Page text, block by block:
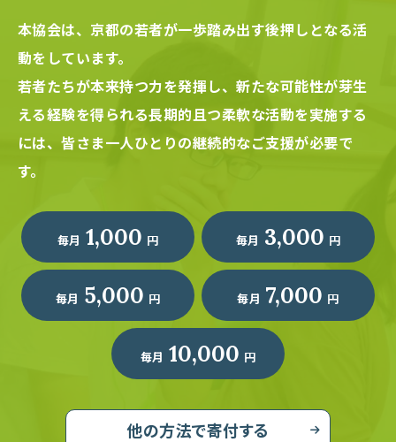
本協会は、京都の若者が一歩踏み出す後押しとなる活
動をしています。
若者たちが本来持つ力を発揮し、新たな可能性が芽生
える経験を得られる長期的且つ柔軟な活動を実施する
には、皆さま一人ひとりの継続的なご支援が必要で
す。
毎月 1,000 円 毎月 3,000 円
毎月 5,000 円 毎月 7,000 円
毎月 10,000 円
他の方法で寄付する